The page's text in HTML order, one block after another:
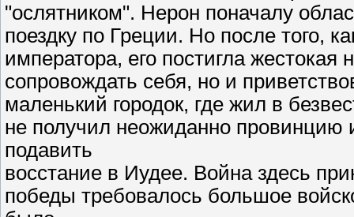
"ослятником". Нерон поначалу
поездку по Греции. Но после того,
императора, его постигла
сопровождать себя, но и
маленький городок, где жил в
не получил неожиданно провинцию
подавить
восстание в Иудее. Война здесь
победы требовалось большое